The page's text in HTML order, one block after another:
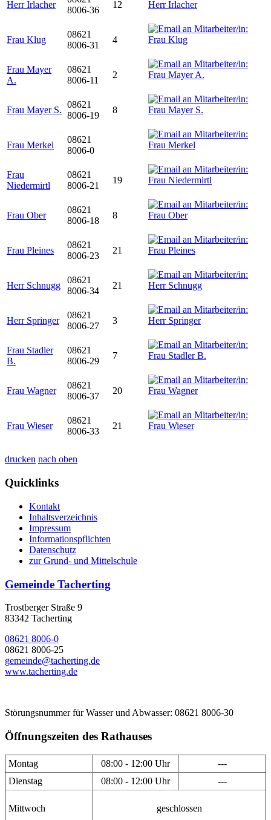
Herr Irlacher
8006-36
12
Frau Klug
08621
8006-31
4
Frau Mayer
A.
08621
8006-11
2
Frau Mayer S.
08621
8006-19
8
Frau Merkel
08621
8006-0
Frau
Niedermirtl
08621
8006-21
19
Frau Ober
08621
8006-18
8
Frau Pleines
08621
8006-23
21
Herr Schnugg
08621
8006-34
21
Herr Springer
08621
8006-27
3
Frau Stadler
B.
08621
8006-29
7
Frau Wagner
08621
8006-37
20
Frau Wieser
08621
8006-33
21
drucken nach oben
Quicklinks
Kontakt
Inhaltsverzeichnis
Impressum
Informationspflichten
Datenschutz
zur Grund- und Mittelschule
Gemeinde Tacherting
Trostberger Straße 9
83342 Tacherting
08621 8006-0
08621 8006-25
gemeinde@tacherting.de
www.tacherting.de
Störungsnummer für Wasser und Abwasser: 08621 8006-30
Öffnungszeiten des Rathauses
Montag 08:00 - 12:00 Uhr
---
Dienstag
08:00 - 12:00 Uhr ---
Mittwoch geschlossen